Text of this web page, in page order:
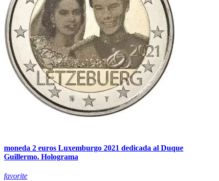
moneda 2 euros Luxemburgo 2021 dedicada al Duque
Guillermo. Holograma
favorite